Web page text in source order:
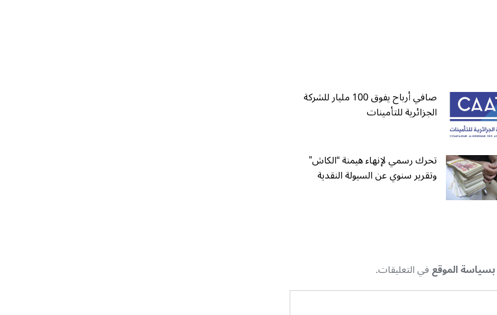
صافي أرباح يفوق 100 مليار للشركة
الجزائرية للتأمينات
تحرك رسمي لإنهاء هيمنة “الكاش”
وتقرير سنوي عن السيولة النقدية
بسياسة الموقعفي التعليقات.